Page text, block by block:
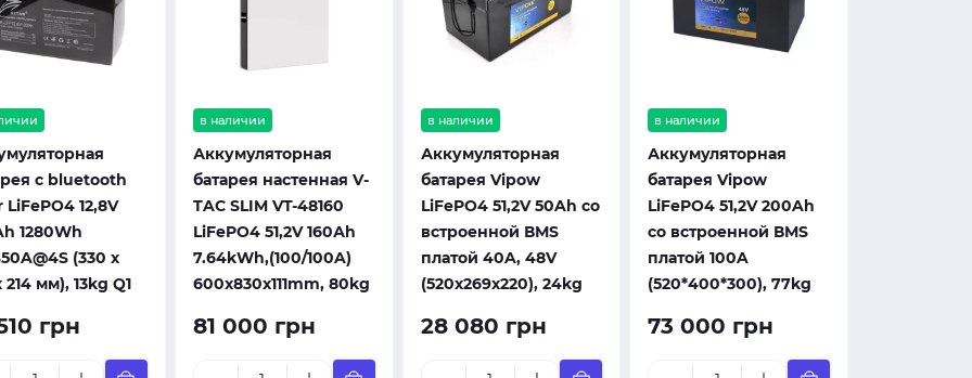
с bluetooth
LiFePO4 12,8V
1280Wh
(330 х
214 мм), 13kg Q1
грн
в наличии
Аккумуляторная
батарея настенная V-
TAC SLIM VT-48160
LiFePO4 51,2V 160Аh
7.64kWh,(100/100A)
600x830x111mm, 80kg
81 000 грн
в наличии
Аккумуляторная
батарея Vipow
LiFePO4 51,2V 50Ah со
встроенной ВМS
платой 40A, 48V
(520x269x220), 24kg
28 080 грн
в наличии
Аккумуляторная
батарея Vipow
LiFePO4 51,2V 200Ah
со встроенной ВМS
платой 100A
(520*400*300), 77kg
73 000 грн